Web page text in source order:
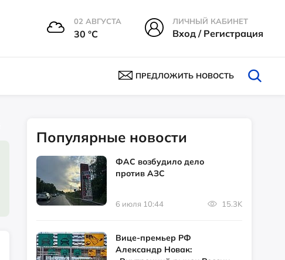
02 АВГУСТА
30 °С
ЛИЧНЫЙ КАБИНЕТ
Вход / Регистрация
ПРЕДЛОЖИТЬ НОВОСТЬ
Популярные новости
ФАС возбудило дело
против АЗС
6 июля 10:44 15.3K
Вице-премьер РФ
Александр Новак: